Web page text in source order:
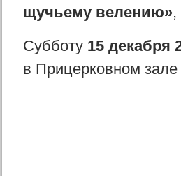
щучьему велению»,
Субботу 15 декабря
в Прицерковном зале